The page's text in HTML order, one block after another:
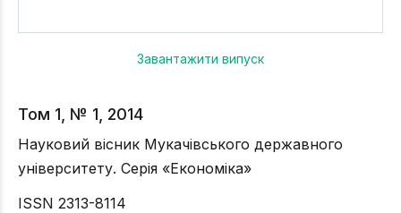
Завантажити випуск
Том 1, № 1, 2014
Науковий вісник Мукачівського державного
університету. Серія «Економіка»
ISSN 2313-8114